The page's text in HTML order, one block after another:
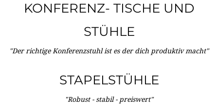
KONFERENZ- TISCHE UND
STÜHLE
"Der richtige Konferenzstuhl ist es der dich produktiv macht"
STAPELSTÜHLE
"Robust - stabil - preiswert"